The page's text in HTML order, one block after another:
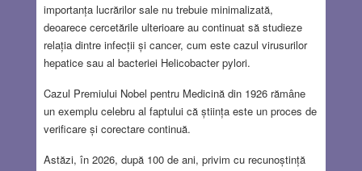
importanța lucrărilor sale nu trebuie minimalizată,
deoarece cercetările ulterioare au continuat să studieze
relația dintre infecții și cancer, cum este cazul virusurilor
hepatice sau al bacteriei Helicobacter pylori.
Cazul Premiului Nobel pentru Medicină din 1926 rămâne
un exemplu celebru al faptului că știința este un proces de
verificare și corectare continuă.
Astăzi, în 2026, după 100 de ani, privim cu recunoștință